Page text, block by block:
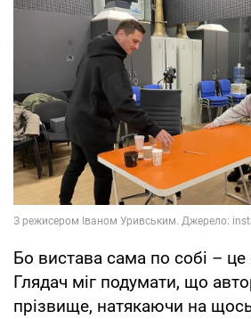
Бо вистава сама по собі – це
Глядач міг подумати, що
прізвище, натякаючи на